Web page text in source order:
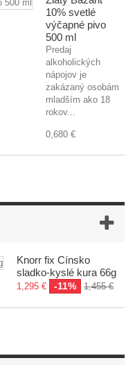
10% svetlé
výčapné pivo
500 ml
Predaj
alkoholických
nápojov je
zakázaný osobám
mladším ako 18
rokov...
0,680 €
Knorr fix Čínsko
sladko-kyslé kura 66g
1,295 € -11% 1,455 €